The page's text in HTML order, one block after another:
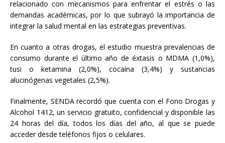
relacionado con mecanismos para enfrentar el estrés o las
demandas académicas, por lo que subrayó la importancia de
integrar la salud mental en las estrategias preventivas.
En cuanto a otras drogas, el estudio muestra prevalencias de
consumo durante el último año de éxtasis o MDMA (1,0%),
tusi o ketamina (2,0%), cocaína (3,4%) y sustancias
alucinógenas vegetales (2,5%).
Finalmente, SENDA recordó que cuenta con el Fono Drogas y
Alcohol 1412, un servicio gratuito, confidencial y disponible las
24 horas del día, todos los días del año, al que se puede
acceder desde teléfonos fijos o celulares.